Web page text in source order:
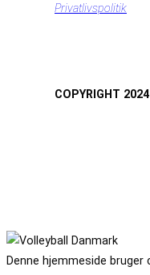
Privatlivspolitik
COPYRIGHT
Denne hjemmeside bruger